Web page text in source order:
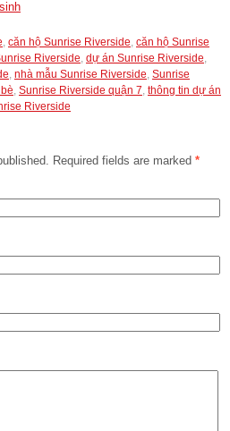
căn hộ Sunrise Riverside căn hộ Sunrise
Riverside dự án Sunrise Riverside
nhà mẫu Sunrise Riverside Sunrise
Sunrise Riverside quận 7 thông tin dự án
Riverside
Required fields are marked *